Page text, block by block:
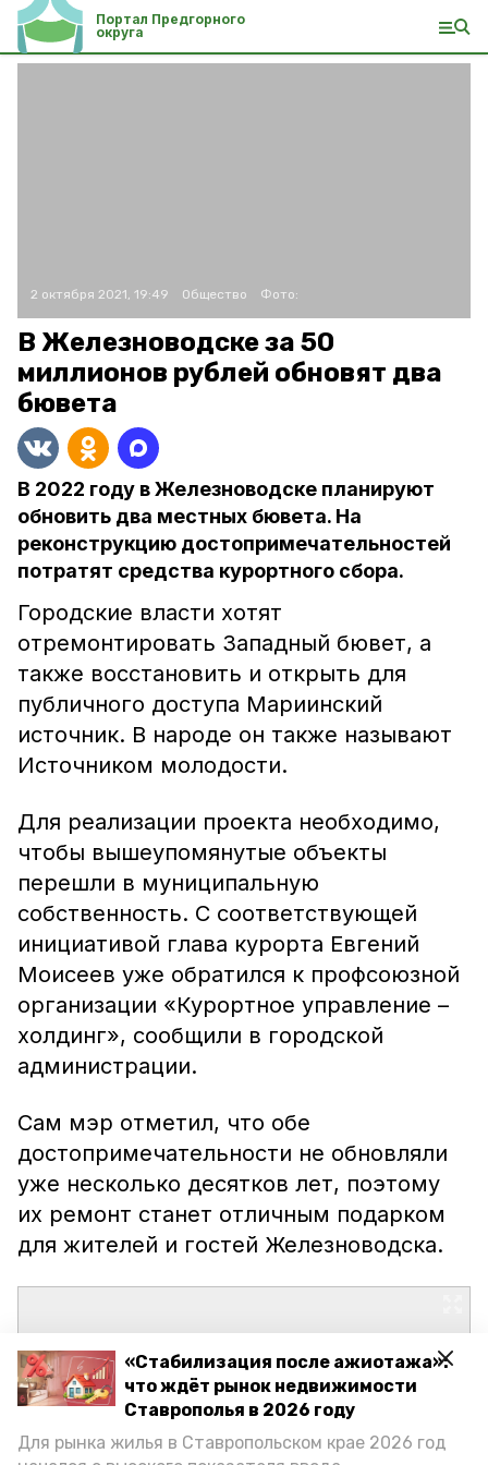
«Стабилизация после ажиотажа»:
что ждёт рынок недвижимости
Ставрополья в 2026 году
Для рынка жилья в Ставропольском крае 2026 год
Портал Предгорного
округа
2 октября 2021, 19:49 Общество Фото:
В Железноводске за 50
миллионов рублей обновят два
бювета
В 2022 году в Железноводске планируют
обновить два местных бювета. На
реконструкцию достопримечательностей
потратят средства курортного сбора.
Городские власти хотят
отремонтировать Западный бювет, а
также восстановить и открыть для
публичного доступа Мариинский
источник. В народе он также называют
Источником молодости.
Для реализации проекта необходимо,
чтобы вышеупомянутые объекты
перешли в муниципальную
собственность. С соответствующей
инициативой глава курорта Евгений
Моисеев уже обратился к профсоюзной
организации «Курортное управление –
холдинг», сообщили в городской
администрации.
Сам мэр отметил, что обе
достопримечательности не обновляли
уже несколько десятков лет, поэтому
их ремонт станет отличным подарком
для жителей и гостей Железноводска.